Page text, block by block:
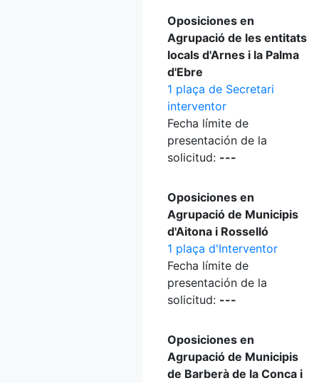
Oposiciones en
Agrupació de les entitats
locals d'Arnes i la Palma
d'Ebre
1 plaça de Secretari
interventor
Fecha límite de
presentación de la
solicitud: ---
Oposiciones en
Agrupació de Municipis
d'Aitona i Rosselló
1 plaça d'Interventor
Fecha límite de
presentación de la
solicitud: ---
Oposiciones en
Agrupació de Municipis
de Barberà de la Conca i